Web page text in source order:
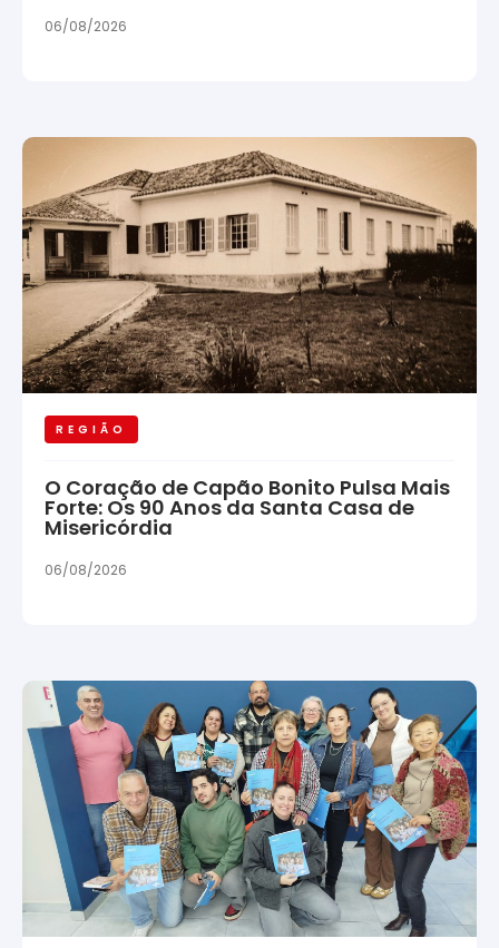
06/08/2026
REGIÃO
O Coração de Capão Bonito Pulsa Mais
Forte: Os 90 Anos da Santa Casa de
Misericórdia
06/08/2026